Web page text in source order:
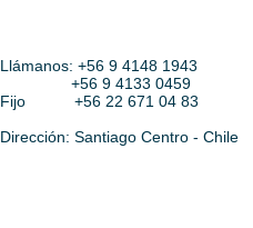
Llámanos: +56 9 4148
+56 9 4133
Fijo +56 22 671 04
Dirección: Santiago Centro - Chile